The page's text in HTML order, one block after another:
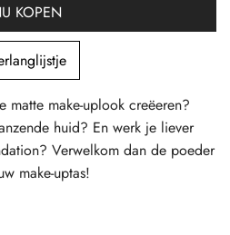
KOPEN
make-uplook creëeren?
huid? En werk je liever
Verwelkom dan de poeder
make-uptas!